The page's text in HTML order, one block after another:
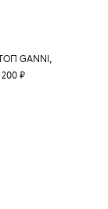
GANNI,
200 ₽